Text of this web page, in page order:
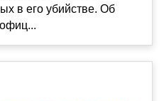
в его убийстве. Об